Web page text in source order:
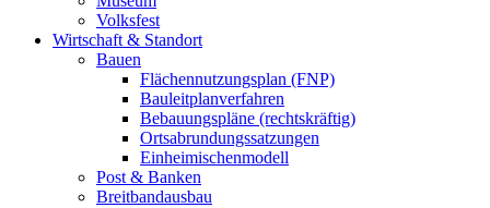
Volksfest
Wirtschaft & Standort
Bauen
Flächennutzungsplan (FNP)
Bauleitplanverfahren
Bebauungspläne (rechtskräftig)
Ortsabrundungssatzungen
Einheimischenmodell
Post & Banken
Breitbandausbau